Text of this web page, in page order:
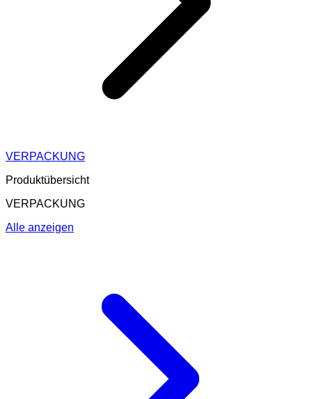
VERPACKUNG
Produktübersicht
VERPACKUNG
Alle anzeigen